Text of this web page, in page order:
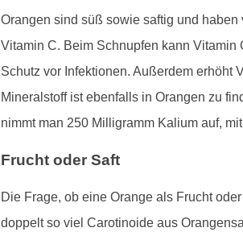
Orangen sind süß sowie saftig und
Vitamin C. Beim Schnupfen kann Vitamin
Schutz vor Infektionen. Außerdem erhöht
Mineralstoff ist ebenfalls in Orangen zu
nimmt man 250 Milligramm Kalium auf,
Frucht oder Saft
Die Frage, ob eine Orange als Frucht
doppelt so viel Carotinoide aus